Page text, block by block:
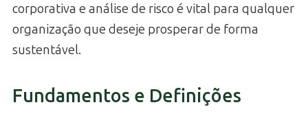
corporativa e análise de risco é vital para qualquer
organização que deseje prosperar de forma
sustentável.
Fundamentos e Definições